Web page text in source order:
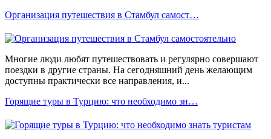
Организация путешествия в Стамбул самост…
Многие люди любят путешествовать и регулярно совершают
поездки в другие страны. На сегодняшний день желающим
доступны практически все направления, и...
Горящие туры в Турцию: что необходимо зн…